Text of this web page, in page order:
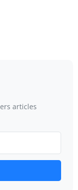
articles